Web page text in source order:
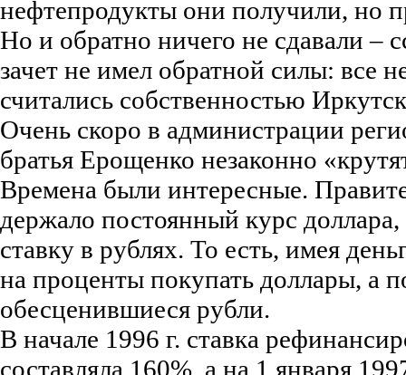
нефтепродукты они получили, но
Но и обратно ничего не сдавали –
зачет не имел обратной силы: все
считались собственностью
Очень скоро в администрации
братья Ерощенко незаконно
Времена были интересные.
держало постоянный курс
ставку в рублях. То есть, имея
на проценты покупать доллары, а
обесценившиеся рубли.
В начале 1996 г. ставка
составляла 160%, а на 1 января